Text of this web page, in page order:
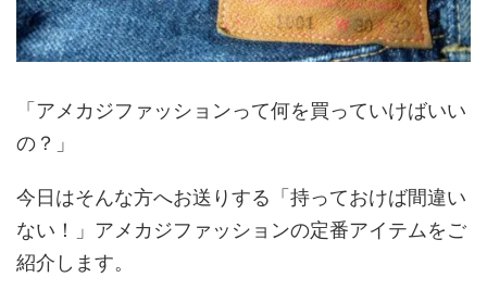
「アメカジファッションって何を買っていけばいい
の？」
今日はそんな方へお送りする「持っておけば間違い
ない！」アメカジファッションの定番アイテムをご
紹介します。